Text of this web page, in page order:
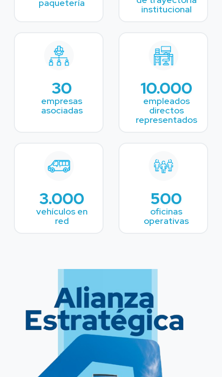
paquetería
institucional
30
empresas
asociadas
10.000
empleados
directos
representados
3.000
vehículos en
red
500
oficinas
operativas